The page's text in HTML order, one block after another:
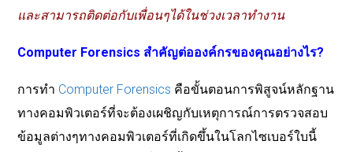
และสามารถติดต่อกับเพื่อนๆได้ในช่วงเวลาทำงาน
Computer Forensics สำคัญต่อองค์กรของคุณอย่างไร?
การทำ Computer Forensics คือขั้นตอนการพิสูจน์หลักฐาน
ทางคอมพิวเตอร์ที่จะต้องเผชิญกับเหตุการณ์การตรวจสอบ
ข้อมูลต่างๆทางคอมพิวเตอร์ที่เกิดขึ้นในโลกไซเบอร์ใบนี้